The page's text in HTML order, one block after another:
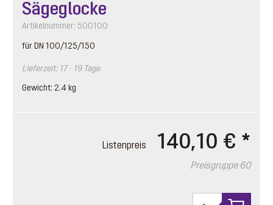
Sägeglocke
Artikelnummer: 500100
für DN 100/125/150
Lieferzeit: 17 - 19 Tage
Gewicht: 2.4 kg
Listenpreis 140,10 € *
Preisgruppe 60